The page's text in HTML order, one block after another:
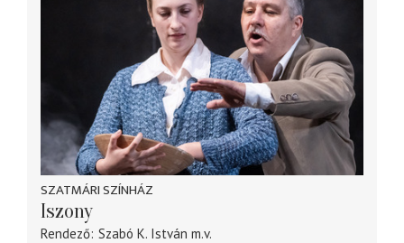
SZATMÁRI SZÍNHÁZ
Iszony
Rendező Szabó K. István m.v.